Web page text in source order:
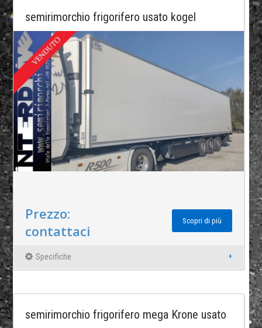
semirimorchio frigorifero usato kogel
Prezzo:
contattaci
Scopri di più
Specifiche
semirimorchio frigorifero mega Krone usato